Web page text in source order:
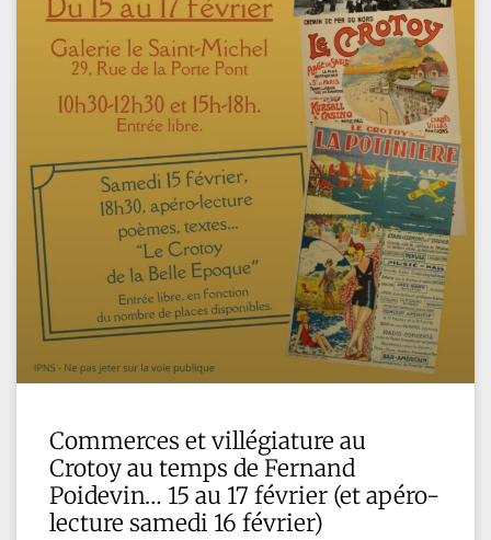
Commerces et villégiature au
Crotoy au temps de Fernand
Poidevin… 15 au 17 février (et apéro-
lecture samedi 16 février)